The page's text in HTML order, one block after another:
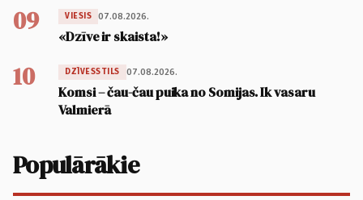
09 VIESIS 07.08.2026.
«Dzīve ir skaista!»
10 DZĪVESSTILS 07.08.2026.
Komsi – čau-čau puika no Somijas. Ik vasaru
Valmierā
Populārākie